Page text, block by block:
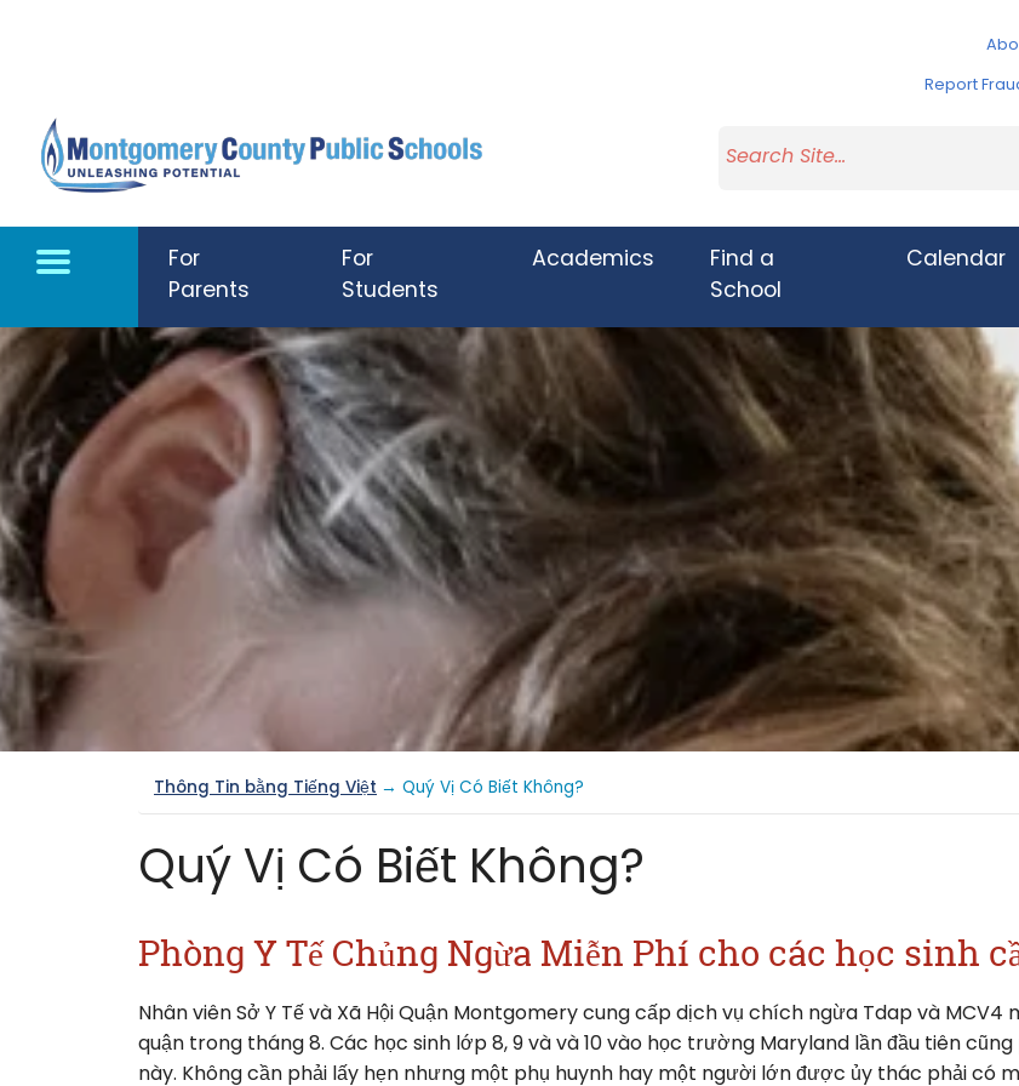
Report
For
Parents
For
Students
Academics
Find a
School
Calendar
Thông Tin bằng Tiếng Việt → Quý Vị Có Biết Không?
Quý Vị Có Biết Không?
Phòng Y Tế Chủng Ngừa Miễn Phí cho các học sinh
Nhân viên Sở Y Tế và Xã Hội Quận Montgomery cung cấp dịch vụ chích ngừa Tdap và
quận trong tháng 8. Các học sinh lớp 8, 9 và và 10 vào học trường Maryland lần đầu tiên
này. Không cần phải lấy hẹn nhưng một phụ huynh hay một người lớn được ủy thác phải có